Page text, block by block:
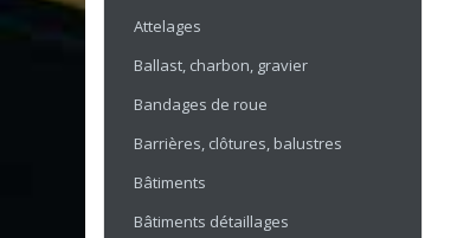
Attelages
Ballast, charbon, gravier
Bandages de roue
Barrières, clôtures, balustres
Bâtiments
Bâtiments détaillages